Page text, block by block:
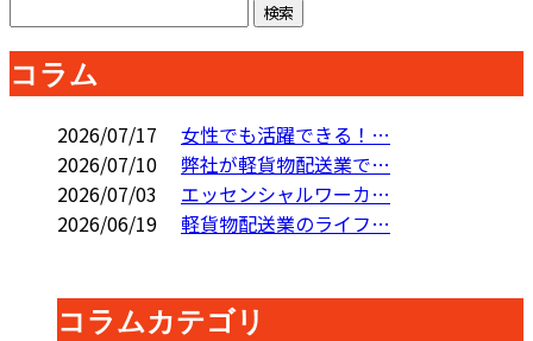
コラム
2026/07/17
女性でも活躍できる！…
2026/07/10
弊社が軽貨物配送業で…
2026/07/03
エッセンシャルワーカ…
2026/06/19
軽貨物配送業のライフ…
コラムカテゴリ